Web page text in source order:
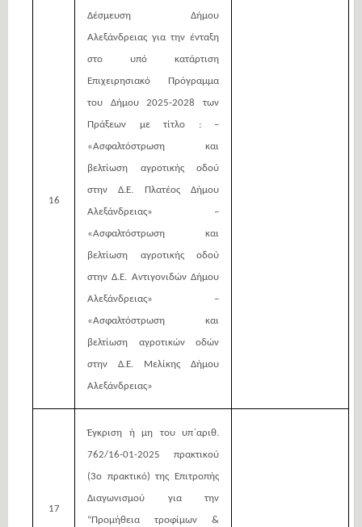
16
Δέσμευση Δήμου
Αλεξάνδρειας για την ένταξη
στο υπό κατάρτιση
Επιχειρησιακό Πρόγραμμα
του Δήμου 2025-2028 των
Πράξεων με τίτλο : –
«Ασφαλτόστρωση και
βελτίωση αγροτικής οδού
στην Δ.Ε. Πλατέος Δήμου
Αλεξάνδρειας» –
«Ασφαλτόστρωση και
βελτίωση αγροτικής οδού
στην Δ.Ε. Αντιγονιδών Δήμου
Αλεξάνδρειας» –
«Ασφαλτόστρωση και
βελτίωση αγροτικών οδών
στην Δ.Ε. Μελίκης Δήμου
Αλεξάνδρειας»
17
Έγκριση ή μη του υπ΄αριθ.
762/16-01-2025 πρακτικού
(3ο πρακτικό) της Επιτροπής
Διαγωνισμού για την
“Προμήθεια τροφίμων &